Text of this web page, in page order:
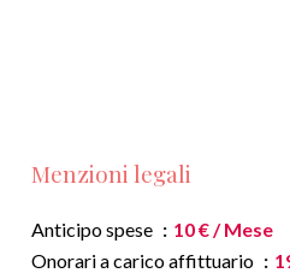
Menzioni legali
Anticipo spese
10 € / Mese
Onorari a carico affittuario